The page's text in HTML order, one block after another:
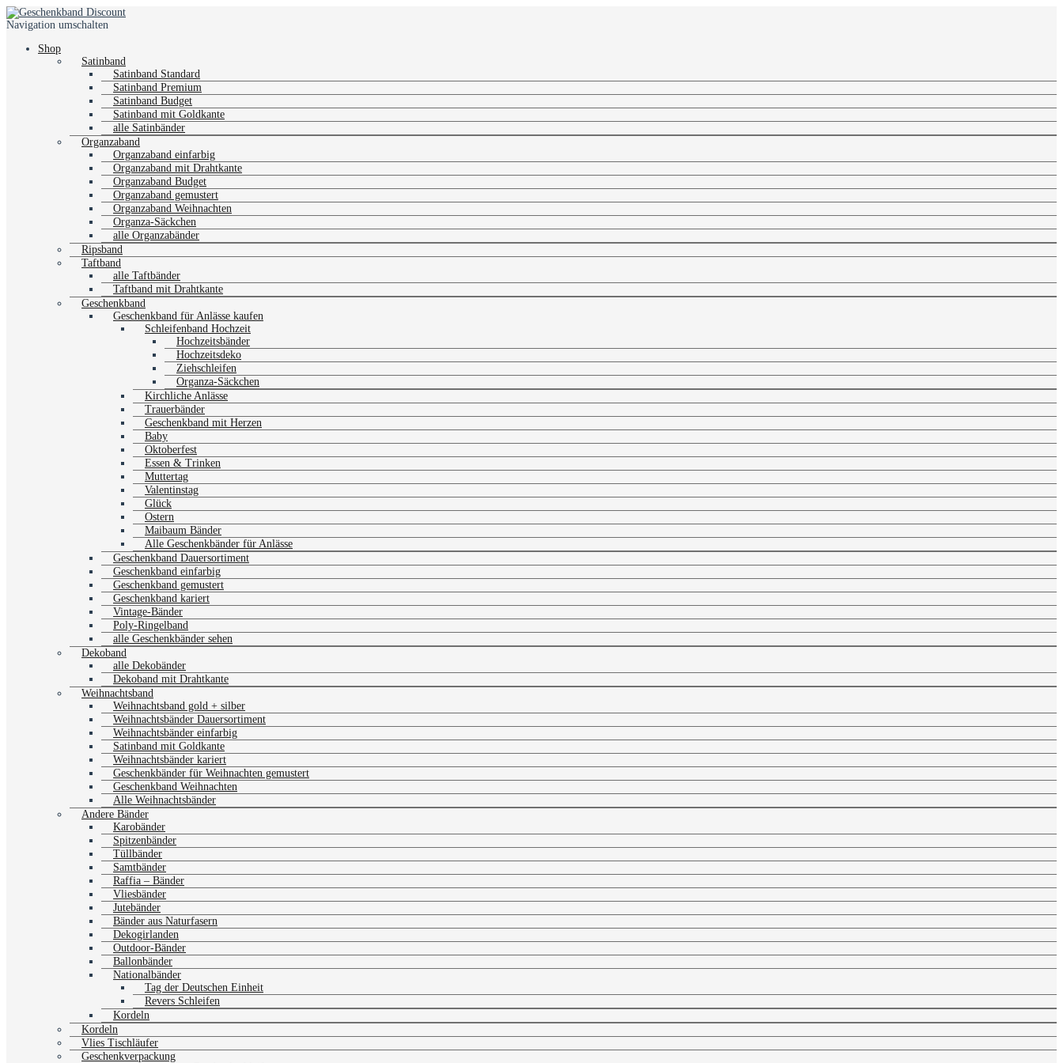
Navigation umschalten
Shop
Satinband
Satinband Standard
Satinband Premium
Satinband Budget
Satinband mit Goldkante
alle Satinbänder
Organzaband
Organzaband einfarbig
Organzaband mit Drahtkante
Organzaband Budget
Organzaband gemustert
Organzaband Weihnachten
Organza-Säckchen
alle Organzabänder
Ripsband
Taftband
alle Taftbänder
Taftband mit Drahtkante
Geschenkband
Geschenkband für Anlässe kaufen
Schleifenband Hochzeit
Hochzeitsbänder
Hochzeitsdeko
Ziehschleifen
Organza-Säckchen
Kirchliche Anlässe
Trauerbänder
Geschenkband mit Herzen
Baby
Oktoberfest
Essen & Trinken
Muttertag
Valentinstag
Glück
Ostern
Maibaum Bänder
Alle Geschenkbänder für Anlässe
Geschenkband Dauersortiment
Geschenkband einfarbig
Geschenkband gemustert
Geschenkband kariert
Vintage-Bänder
Poly-Ringelband
alle Geschenkbänder sehen
Dekoband
alle Dekobänder
Dekoband mit Drahtkante
Weihnachtsband
Weihnachtsband gold + silber
Weihnachtsbänder Dauersortiment
Weihnachtsbänder einfarbig
Satinband mit Goldkante
Weihnachtsbänder kariert
Geschenkbänder für Weihnachten gemustert
Geschenkband Weihnachten
Alle Weihnachtsbänder
Andere Bänder
Karobänder
Spitzenbänder
Tüllbänder
Samtbänder
Raffia – Bänder
Vliesbänder
Jutebänder
Bänder aus Naturfasern
Dekogirlanden
Outdoor-Bänder
Ballonbänder
Nationalbänder
Tag der Deutschen Einheit
Revers Schleifen
Kordeln
Kordeln
Vlies Tischläufer
Geschenkverpackung